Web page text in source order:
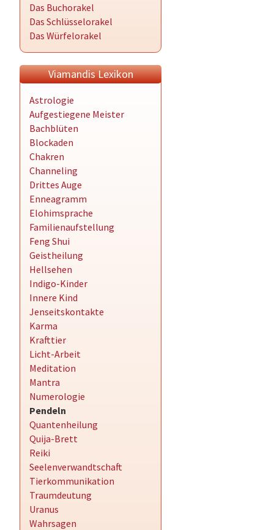
Das Buchorakel
Das Schlüsselorakel
Das Würfelorakel
Viamandis Lexikon
Astrologie
Aufgestiegene Meister
Bachblüten
Blockaden
Chakren
Channeling
Drittes Auge
Enneagramm
Elohimsprache
Familienaufstellung
Feng Shui
Geistheilung
Hellsehen
Indigo-Kinder
Innere Kind
Jenseitskontakte
Karma
Krafttier
Licht-Arbeit
Meditation
Mantra
Numerologie
Pendeln
Quantenheilung
Quija-Brett
Reiki
Seelenverwandtschaft
Tierkommunikation
Traumdeutung
Uranus
Wahrsagen